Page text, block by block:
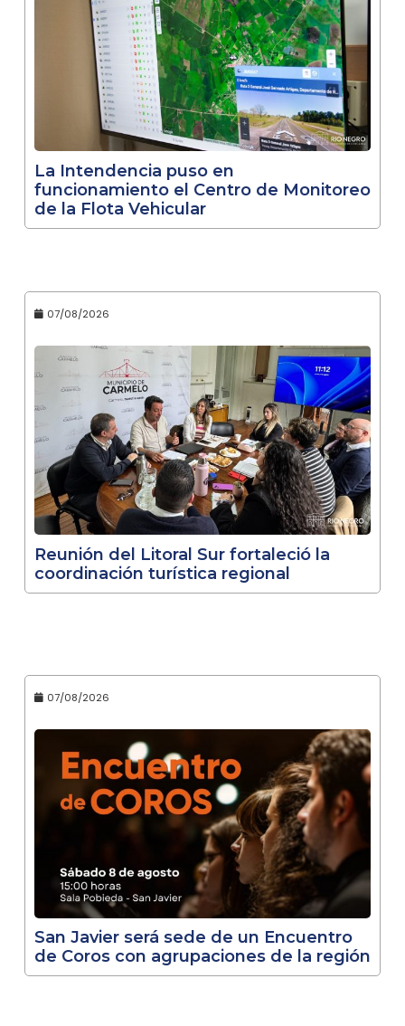
La Intendencia puso en
funcionamiento el Centro de Monitoreo
de la Flota Vehicular
07/08/2026
Reunión del Litoral Sur fortaleció la
coordinación turística regional
07/08/2026
San Javier será sede de un Encuentro
de Coros con agrupaciones de la región